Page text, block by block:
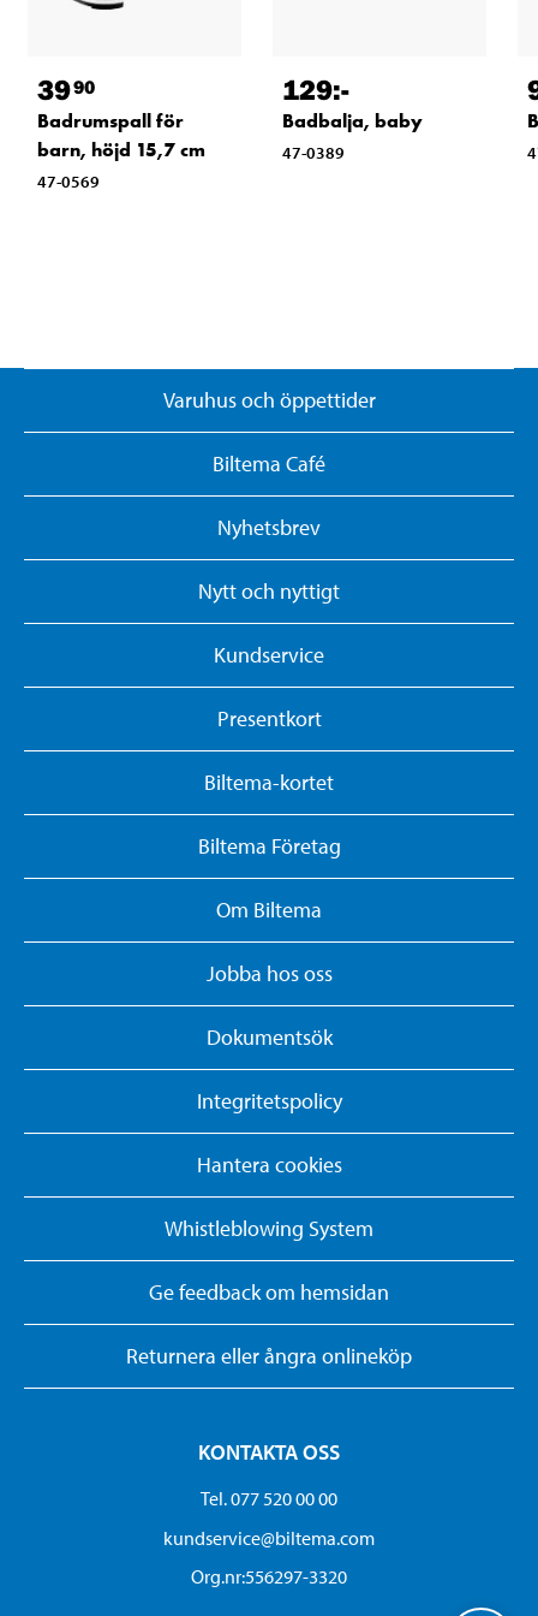
3990
Badrumspall för
barn, höjd 15,7 cm
47-0569
129:-
Badbalja, baby
47-0389
Varuhus och öppettider
Biltema Café
Nyhetsbrev
Nytt och nyttigt
Kundservice
Presentkort
Biltema-kortet
Biltema Företag
Om Biltema
Jobba hos oss
Dokumentsök
Integritetspolicy
Hantera cookies
Whistleblowing System
Ge feedback om hemsidan
Returnera eller ångra onlineköp
KONTAKTA OSS
Tel. 077 520 00 00
kundservice@biltema.com
Org.nr:556297-3320